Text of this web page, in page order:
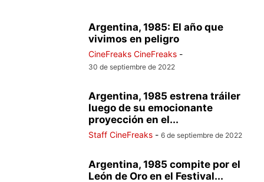
Argentina, 1985: El año que
vivimos en peligro
CineFreaks CineFreaks -
30 de septiembre de 2022
Argentina, 1985 estrena tráiler
luego de su emocionante
proyección en el...
Staff CineFreaks - 6 de septiembre de 2022
Argentina, 1985 compite por el
León de Oro en el Festival...